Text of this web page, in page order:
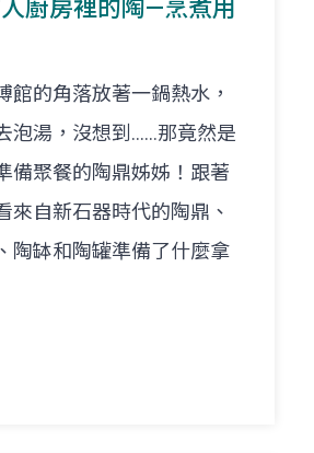
廚房裡的陶—烹煮用
館的角落放著一鍋熱水，
泡湯，沒想到......那竟然是
備聚餐的陶鼎姊姊！跟著
來自新石器時代的陶鼎、
陶缽和陶罐準備了什麼拿